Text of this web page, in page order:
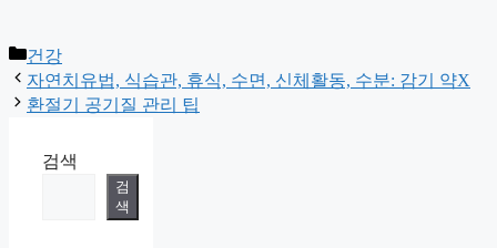
Categories
건강
자연치유법, 식습관, 휴식, 수면, 신체활동, 수분: 감기 약X
환절기 공기질 관리 팁
검색
검
색